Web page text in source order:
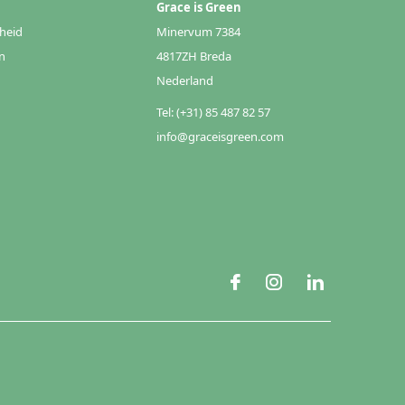
Grace is Green
Minervum 7384
4817ZH Breda
Nederland
Tel: (+31) 85 487 82 57
info@graceisgreen.com